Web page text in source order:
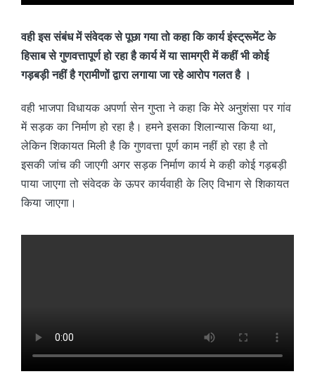
वही इस संबंध में संवेदक से पूछा गया तो कहा कि कार्य इंस्ट्रूमेंट के
हिसाब से गुणवत्तापूर्ण हो रहा है कार्य में या सामग्री में कहीं भी कोई
गड़बड़ी नहीं है ग्रामीणों द्वारा लगाया जा रहे आरोप गलत है ।
वही भाजपा विधायक अपर्णा सेन गुप्ता ने कहा कि मेरे अनुशंसा पर गांव
में सड़क का निर्माण हो रहा है। हमने इसका शिलान्यास किया था,
लेकिन शिकायत मिली है कि गुणवत्ता पूर्ण काम नहीं हो रहा है तो
इसकी जांच की जाएगी अगर सड़क निर्माण कार्य मे कही कोई गड़बड़ी
पाया जाएगा तो संवेदक के ऊपर कार्यवाही के लिए विभाग से शिकायत
किया जाएगा।